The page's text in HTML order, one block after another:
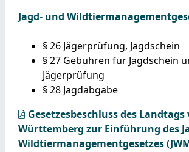
Jagd- und
§ 26 Jägerprüfung, Jagdschein
§ 27 Gebühren für Jagdschein
Jägerprüfung
§ 28 Jagdabgabe
Gesetzesbeschluss des Landtags
Württemberg zur Einführung des
Wildtiermanagementgesetzes